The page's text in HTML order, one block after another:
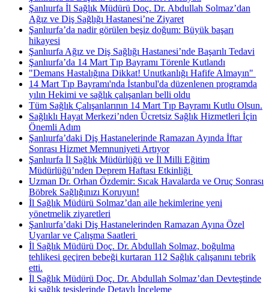
Şanlıurfa İl Sağlık Müdürü Doç. Dr. Abdullah Solmaz’dan
Ağız ve Diş Sağlığı Hastanesi’ne Ziyaret
Şanlıurfa’da nadir görülen beşiz doğum: Büyük başarı
hikayesi
Şanlıurfa Ağız ve Diş Sağlığı Hastanesi’nde Başarılı Tedavi
Şanlıurfa’da 14 Mart Tıp Bayramı Törenle Kutlandı
"Demans Hastalığına Dikkat! Unutkanlığı Hafife Almayın" ​
14 Mart Tıp Bayramı'nda İstanbul'da düzenlenen programda
yılın Hekimi ve sağlık çalışanları belli oldu
Tüm Sağlık Çalışanlarının 14 Mart Tıp Bayramı Kutlu Olsun.
Sağlıklı Hayat Merkezi’nden Ücretsiz Sağlık Hizmetleri İçin
Önemli Adım
Şanlıurfa’daki Diş Hastanelerinde Ramazan Ayında İftar
Sonrası Hizmet Memnuniyeti Artıyor
Şanlıurfa İl Sağlık Müdürlüğü ve İl Milli Eğitim
Müdürlüğü’nden Deprem Haftası Etkinliği ​
Uzman Dr. Orhan Özdemir: Sıcak Havalarda ve Oruç Sonrası
Böbrek Sağlığınızı Koruyun!
İl Sağlık Müdürü Solmaz’dan aile hekimlerine yeni
yönetmelik ziyaretleri
Şanlıurfa’daki Diş Hastanelerinden Ramazan Ayına Özel
Uyarılar ve Çalışma Saatleri ​
İl Sağlık Müdürü Doç. Dr. Abdullah Solmaz, boğulma
tehlikesi geçiren bebeği kurtaran 112 Sağlık çalışanını tebrik
etti.
İl Sağlık Müdürü Doç. Dr. Abdullah Solmaz’dan Devteştinde
ki sağlık tesislerinde Detaylı İnceleme